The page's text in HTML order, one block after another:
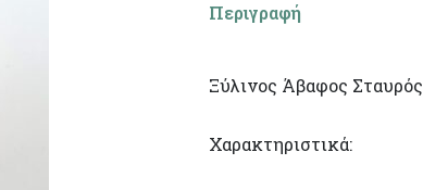
Περιγραφή
Ξύλινος Άβαφος Σταυρός
Χαρακτηριστικά: